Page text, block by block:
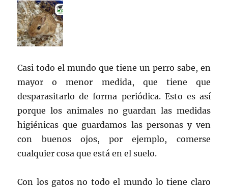
Casi todo el mundo que tiene un perro sabe, en
mayor o menor medida, que tiene que
desparasitarlo de forma periódica. Esto es así
porque los animales no guardan las medidas
higiénicas que guardamos las personas y ven
con buenos ojos, por ejemplo, comerse
cualquier cosa que está en el suelo.
Con los gatos no todo el mundo lo tiene claro